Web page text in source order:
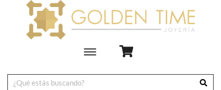
Toggle
navigation